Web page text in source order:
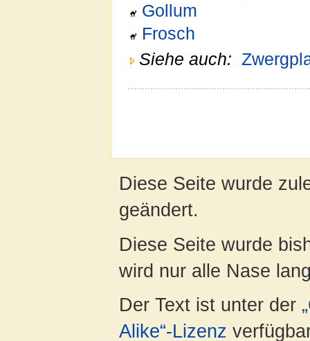
Gollum
Frosch
Siehe auch:
Diese Seite wurde
geändert.
Diese Seite wurde
wird nur alle Nase
Der Text ist unter der
Alike“-Lizenz